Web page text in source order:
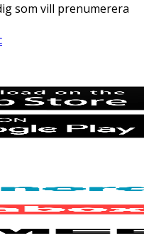
som vill prenumerera